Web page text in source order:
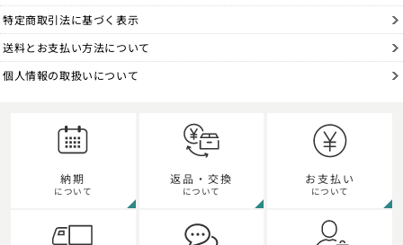
特定商取引法に基づく表示
送料とお支払い方法について
個人情報の取扱いについて
納期
について
返品・交換
について
お支払い
について